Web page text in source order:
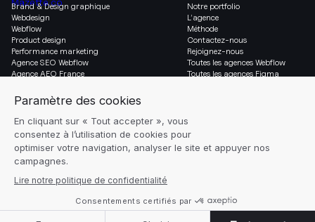
Notre portfolio
L’agence
Méthode
Contactez-nous
Rejoignez-nous
Toutes les agences Webflow
Toutes les agences Figma
Brand & Design graphique
Webdesign
Webflow
Product design
Performance marketing
Agence SEO Webflow
Agence AEO France
Ressources
Glossaire
Social & Légal
Instagram
Mentions légales
Réglages des cookies